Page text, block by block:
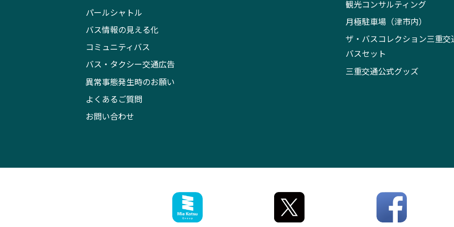
パールシャトル
バス情報の見える化
コミュニティバス
バス・タクシー交通広告
異常事態発生時のお願い
よくあるご質問
お問い合わせ
観光コンサルティング
月極駐車場（津市内）
ザ・バスコレクション三重交
バスセット
三重交通公式グッズ